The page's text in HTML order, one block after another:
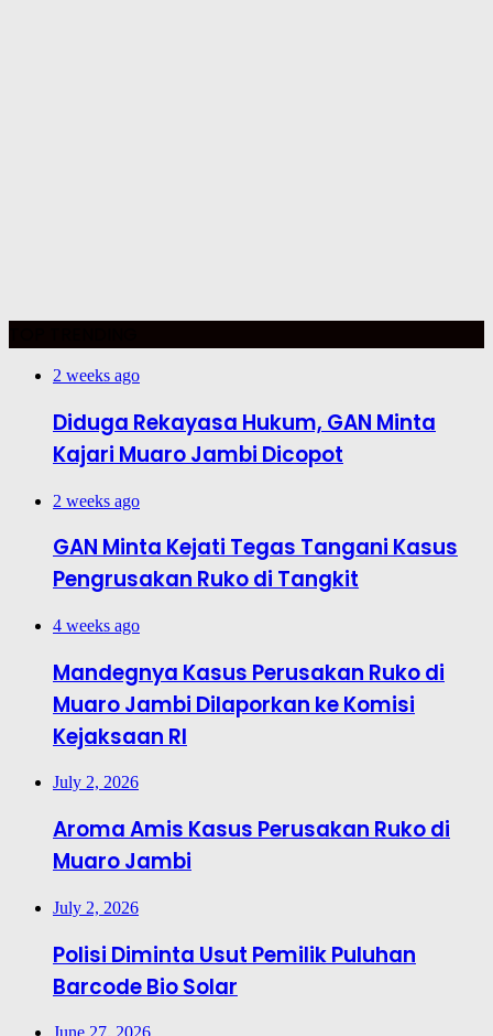
2 weeks ago
Diduga Rekayasa Hukum, GAN Minta
Kajari Muaro Jambi Dicopot
2 weeks ago
GAN Minta Kejati Tegas Tangani Kasus
Pengrusakan Ruko di Tangkit
4 weeks ago
Mandegnya Kasus Perusakan Ruko di
Muaro Jambi Dilaporkan ke Komisi
Kejaksaan RI
July 2, 2026
Aroma Amis Kasus Perusakan Ruko di
Muaro Jambi
July 2, 2026
Polisi Diminta Usut Pemilik Puluhan
Barcode Bio Solar